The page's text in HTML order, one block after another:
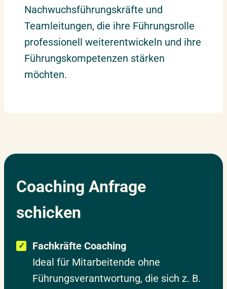
Nachwuchsführungskräfte und
Teamleitungen, die ihre Führungsrolle
professionell weiterentwickeln und ihre
Führungskompetenzen stärken
möchten.
Coaching Anfrage
schicken
Fachkräfte Coaching
Ideal für Mitarbeitende ohne
Führungsverantwortung, die sich z. B.